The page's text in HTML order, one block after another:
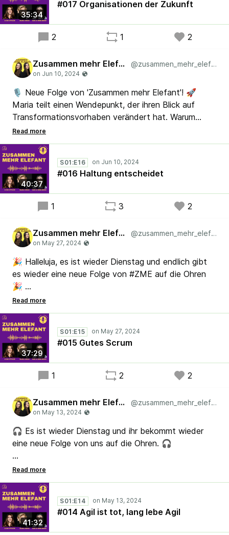
erfolgreich durch Veränderungen navigieren kann.
#Lean #Agile #Haltung #Scrum
#SystemischeOrganisationsentwicklung
35:34
#017 Organisationen der Zukunft
2 1 2
Zusammen mehr Elefant @zusammen_mehr_elefant
🎙️ Neue Folge von 'Zusammen mehr Elefant'! 🚀
Maria teilt einen Wendepunkt, der ihren Blick auf
Transformationsvorhaben verändert hat. Warum
fallen sie manchen Organisationen leichter? Alisa,
Nadja und Maria starten ins Thema Haltungsebenen
und erweitern eure Perspektiven. Eine Folge für alle,
die ihr Lösungsvolumen kritisch hinterfragen wollen.
Jeden zweiten Dienstag! 🌐✨ #Podcast
#Organisationsentwicklung #Lean #Agile #Scrum
40:37
S01:E16
#016 Haltung entscheidet
1 3 2
Zusammen mehr Elefant @zusammen_mehr_elefant
🎉 Halleluja, es ist wieder Dienstag und endlich gibt
es wieder eine neue Folge von #ZME auf die Ohren
🎉
Nachdem wir in der vergangenen Folge Agile
erfolgreich für tot erklärt haben (besser nochmal
nachhören, falls ihr diese Folge verpasst habt),
widmen wir uns in Folge 15 dem Rahmenwerk von
Scrum.
#SystemischeOrganisationsentwicklung
37:29
S01:E15
#015 Gutes Scrum
1 2 2
Zusammen mehr Elefant @zusammen_mehr_elefant
🎧 Es ist wieder Dienstag und ihr bekommt wieder
eine neue Folge von uns auf die Ohren. 🎧
Ist agil eigentlich tot? Dieser Frage haben wir uns
gewidmet. Maria und Nadja sprechen mit Alisa über
die Entstehung und Entwicklung von agilem Arbeiten.
Wir beschäftigen uns ebenfalls mit der immer
wiederkehrenden Frage: Wann befinden wir uns im
komplexen Bereich bei Projekten?
41:32
S01:E14
#014 Agil ist tot, lang lebe Agil